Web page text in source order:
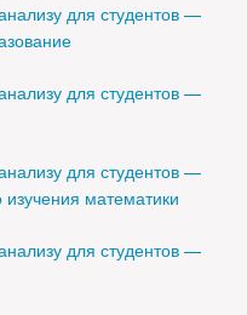
для студентов —
для студентов —
для студентов —
математики
для студентов —